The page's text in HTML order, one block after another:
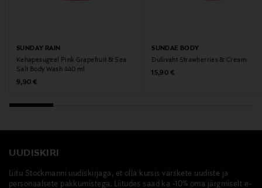
Digitaalne aadress
https://sundaebody.se/pages/contact
SUNDAY RAIN
Kehapesugeel Pink Grapefruit & Sea
Salt Body Wash 440 ml
Original Price
9,90 €
SUNDAE BODY
Dušivaht Strawberries & Cream
Original Price
15,90 €
UUDISKIRI
Liitu Stockmanni uudiskirjaga, et olla kursis värskete uudiste ja
personaalsete pakkumistega. Liitudes saad ka -10% oma järgmiselt e-